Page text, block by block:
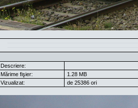
Descriere:
Mărime fişier:
1.28 MB
Vizualizat:
de 25386 ori